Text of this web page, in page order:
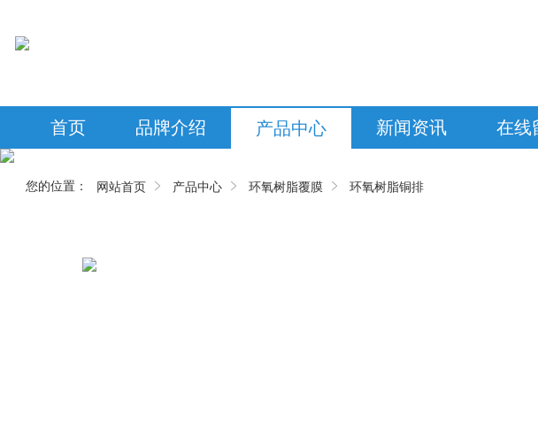
首页 品牌介绍 产品中心 新闻资讯 在线
您的位置： 网站首页 产品中心 环氧树脂覆膜 环氧树脂铜排